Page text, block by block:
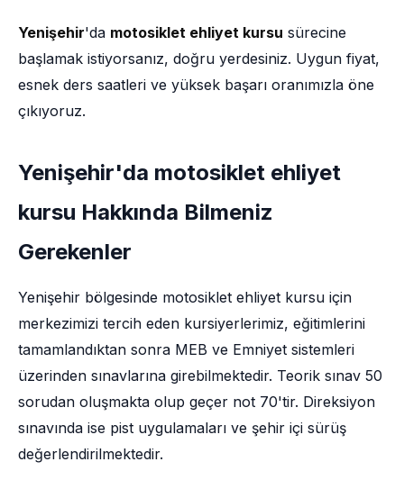
Yenişehir'da motosiklet ehliyet kursu sürecine
başlamak istiyorsanız, doğru yerdesiniz. Uygun fiyat,
esnek ders saatleri ve yüksek başarı oranımızla öne
çıkıyoruz.
Yenişehir'da motosiklet ehliyet
kursu Hakkında Bilmeniz
Gerekenler
Yenişehir bölgesinde motosiklet ehliyet kursu için
merkezimizi tercih eden kursiyerlerimiz, eğitimlerini
tamamlandıktan sonra MEB ve Emniyet sistemleri
üzerinden sınavlarına girebilmektedir. Teorik sınav 50
sorudan oluşmakta olup geçer not 70'tir. Direksiyon
sınavında ise pist uygulamaları ve şehir içi sürüş
değerlendirilmektedir.